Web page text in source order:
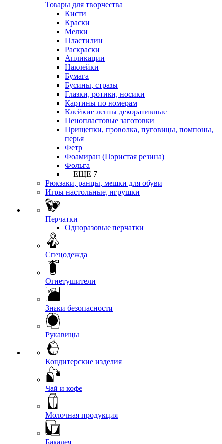
Товары для творчества
Кисти
Краски
Мелки
Пластилин
Раскраски
Апликации
Наклейки
Бумага
Бусины, стразы
Глазки, ротики, носики
Картины по номерам
Клейкие ленты декоративные
Пенопластовые заготовки
Прищепки, проволка, пуговицы, помпоны,
перья
Фетр
Фоамиран (Пористая резина)
Фольга
+ ЕЩЕ 7
Рюкзаки, ранцы, мешки для обуви
Игры настольные, игрушки
Перчатки
Одноразовые перчатки
Спецодежда
Огнетушители
Знаки безопасности
Рукавицы
Кондитерские изделия
Чай и кофе
Молочная продукция
Бакалея